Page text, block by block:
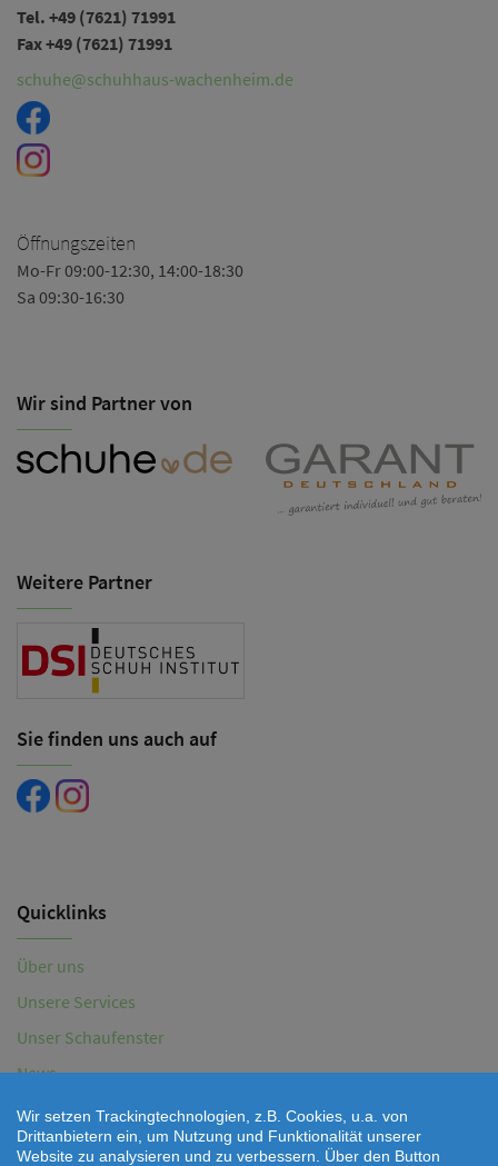
Tel. +49 (7621) 71991
Fax +49 (7621) 71991
schuhe@schuhhaus-wachenheim.de
Öffnungszeiten
Mo-Fr 09:00-12:30, 14:00-18:30
Sa 09:30-16:30
Wir sind Partner von
Weitere Partner
Sie finden uns auch auf
Quicklinks
Über uns
Unsere Services
Unser Schaufenster
News
Aktionen
Kontaktformular
Wir setzen Trackingtechnologien, z.B. Cookies, u.a. von
Drittanbietern ein, um Nutzung und Funktionalität unserer
Website zu analysieren und zu verbessern. Über den Button